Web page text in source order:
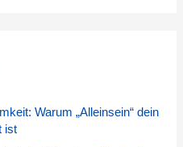
Warum „Alleinsein“ dein
ist